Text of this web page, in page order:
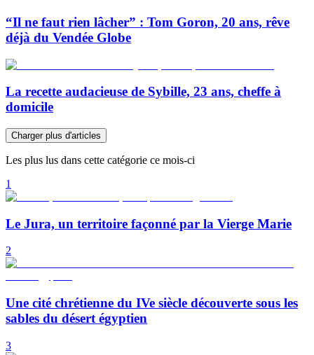
“Il ne faut rien lâcher” : Tom Goron, 20 ans, rêve
déjà du Vendée Globe
La recette audacieuse de Sybille, 23 ans, cheffe à
domicile
Charger plus d'articles
Les plus lus dans cette catégorie ce mois-ci
1
Le Jura, un territoire façonné par la Vierge Marie
2
Une cité chrétienne du IVe siècle découverte sous les
sables du désert égyptien
3